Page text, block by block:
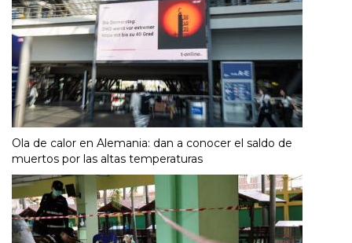
Ola de calor en Alemania: dan a conocer el saldo de
muertos por las altas temperaturas